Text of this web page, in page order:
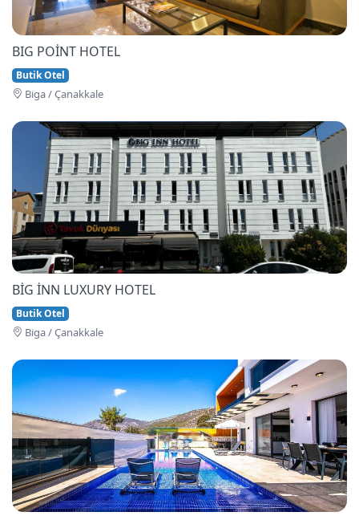
BIG POİNT HOTEL
Butik Otel
Bi̇ga / Çanakkale
BİG İNN LUXURY HOTEL
Butik Otel
Bi̇ga / Çanakkale